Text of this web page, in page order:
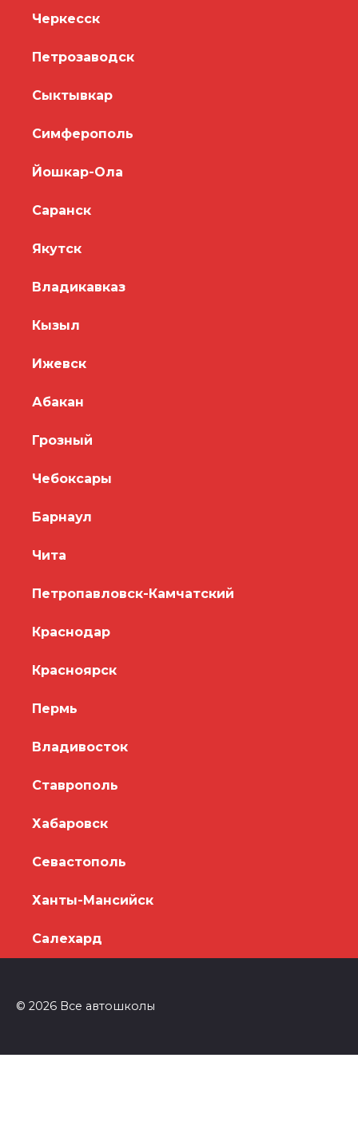
Черкесск
Петрозаводск
Сыктывкар
Симферополь
Йошкар-Ола
Саранск
Якутск
Владикавказ
Кызыл
Ижевск
Абакан
Грозный
Чебоксары
Барнаул
Чита
Петропавловск-Камчатский
Краснодар
Красноярск
Пермь
Владивосток
Ставрополь
Хабаровск
Севастополь
Ханты-Мансийск
Салехард
© 2026 Все автошколы